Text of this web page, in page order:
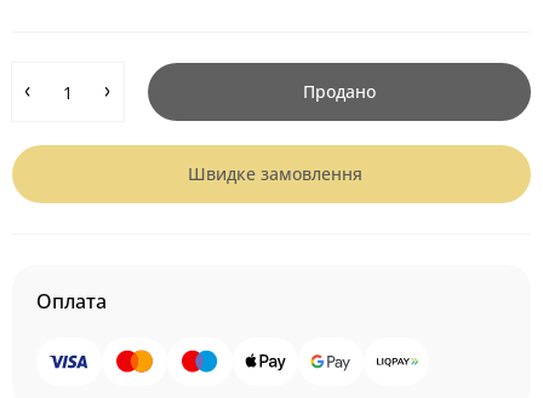
Продано
Швидке замовлення
Оплата